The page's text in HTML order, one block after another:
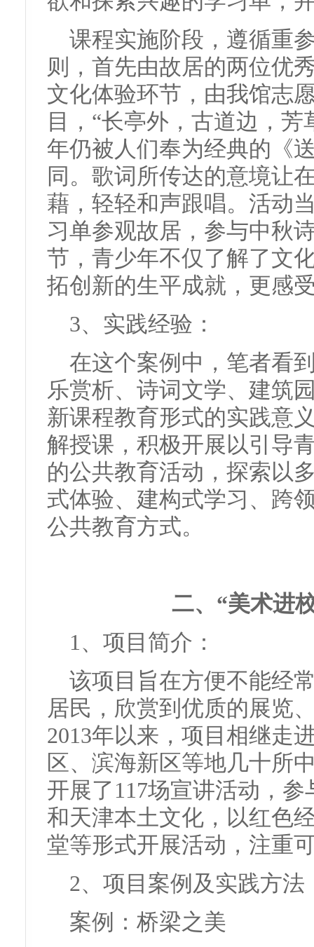
课程实施阶段，遵循重
则，首先由故居的两位优
文化体验环节，由我馆志
目，“长亭外，古道边，
年仍被人们奉为经典的《
同。歌词所传达的意境让
藉，轻轻和声跟唱。活动
习单参观故居，参与中秋
节，青少年不仅了解了文
拓创新的生平成就，更感
3、实践经验：
在这个案例中，笔者看
乐赏析、诗词文学、建筑
新课程教育形式的实践意
解授课，积极开展以引导
的公共教育活动，探索以
式体验、建构式学习、跨
公共教育方式。
二、“美术进
1、项目简介：
该项目旨在方便不能经
居民，欣赏到优质的展览
2013年以来，项目相继走
区、滨海新区等地几十所
开展了117场宣讲活动，
和天津本土文化，以红色
堂等形式开展活动，注重
2、项目案例及实践方法
案例：桥梁之美